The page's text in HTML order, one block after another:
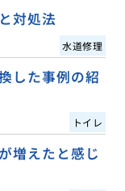
対処法
水道修理
した事例の紹
トイレ
増えたと感じ